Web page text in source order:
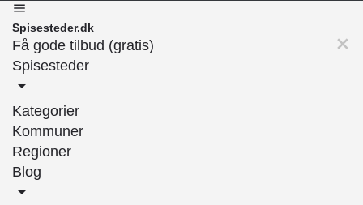
Spisesteder.dk
Få gode tilbud (gratis)
Spisesteder
Kategorier
Kommuner
Regioner
Blog